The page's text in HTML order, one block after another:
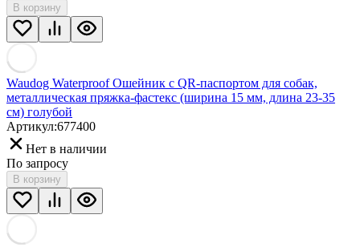
В корзину
Waudog Waterproof Ошейник с QR-паспортом для собак,
металлическая пряжка-фастекс (ширина 15 мм, длина 23-35
см) голубой
Артикул:677400
Нет в наличии
По запросу
В корзину